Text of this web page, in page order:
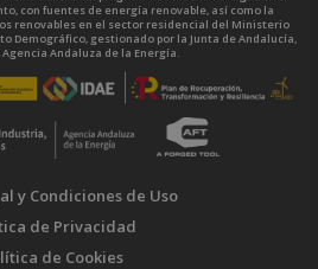
con fuentes de energía renovable, así como la
renovables en el sector residencial del Ministerio
Demográfico, gestionado por la Junta de Andalucía,
Andaluza de la Energía.
y Condiciones de Uso
de Privacidad
de Cookies